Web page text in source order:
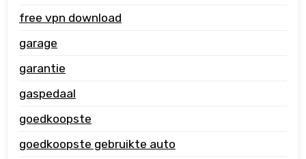
free vpn download
garage
garantie
gaspedaal
goedkoopste
goedkoopste gebruikte auto